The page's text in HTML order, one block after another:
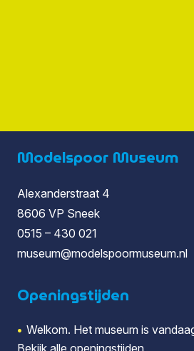
Modelspoor Museum
Alexanderstraat 4
8606 VP Sneek
0515 – 430 021
museum@modelspoormuseum.nl
Openingstijden
• Welkom. Het museum is
Bekijk alle openingstijden.